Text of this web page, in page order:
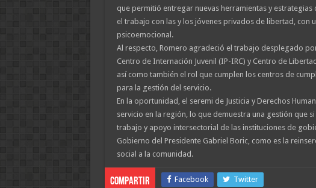
que permitió entregar nuevas herramientas y
el trabajo con las y los jóvenes privados de libertad,
psicoemocional.
Al respecto, Romero agradeció el trabajo desplegado
Centro de Internación Juvenil (IP-IRC) y Centro de
así como también el rol que cumplen los centros de
para la gestión del servicio.
En la oportunidad, el seremi de Justicia y Derechos
servicio en la región, lo que demuestra una gestión que
trabajo y apoyo intersectorial de las instituciones de
Gobierno del Presidente Gabriel Boric, como es la
social a la comunidad.
Compartir Facebook Twitter